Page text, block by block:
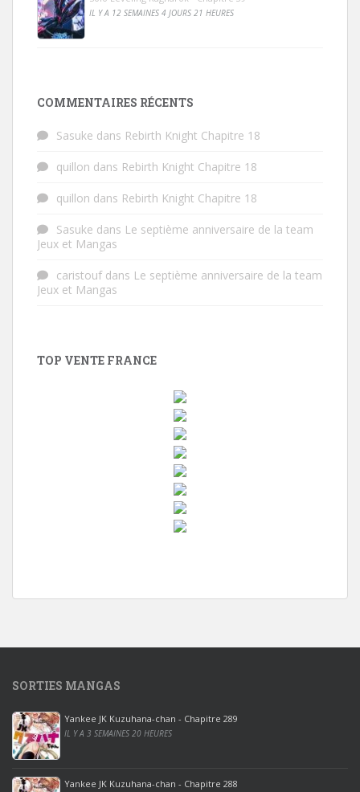
IL Y A 12 SEMAINES 4 JOURS 21 HEURES
COMMENTAIRES RÉCENTS
Sasuke dans Rebirth Knight Chapitre 18
quillon dans Rebirth Knight Chapitre 18
quillon dans Rebirth Knight Chapitre 18
Sasuke dans Le septième anniversaire de la team
Jeux et Mangas
caristoufdans Le septième anniversaire de la team
Jeux et Mangas
TOP VENTE FRANCE
d
0
p
r
o
o
ff
SORTIES MANGAS
Yankee JK Kuzuhana-chan - Chapitre 289
IL Y A 3 SEMAINES 20 HEURES
Yankee JK Kuzuhana-chan - Chapitre 288